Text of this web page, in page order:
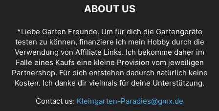
ABOUT US
*Liebe Garten Freunde. Um für dich die Gartengeräte
testen zu können, finanziere ich mein Hobby durch die
Verwendung von Affiliate Links. Ich bekomme daher im
Falle eines Kaufs eine kleine Provision vom jeweiligen
Partnershop. Für dich entstehen dadurch natürlich keine
Kosten. Ich danke dir vielmals für deine Unterstützung.
Contact us: Kleingarten-Paradies@gmx.de